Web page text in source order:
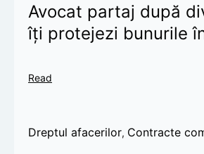
Avocat partaj după
îți protejezi bunurile
Read
Dreptul afacerilor, Contracte